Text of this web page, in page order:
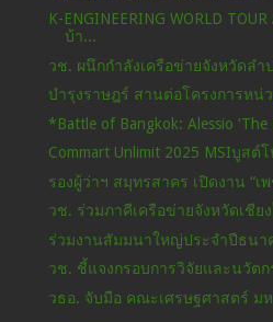
K-ENGINEERING WORLD
บ้า...
วช. ผนึกกำลังเครือข่ายจังหวัดลำ
บำรุงราษฎร์ สานต่อโครงการหน่
*Battle of Bangkok: Alessio ‘The
Commart Unlimit 2025 MSIบูสต์
รองผู้ว่าฯ สมุทรสาคร เปิดงาน “
วช. ร่วมภาคีเครือข่ายจังหวัดเชีย
ร่วมงานสัมมนาใหญ่ประจำปีธนา
วช. ชี้แจงกรอบการวิจัยและนวัต
วธอ. จับมือ คณะเศรษฐศาสตร์ ม